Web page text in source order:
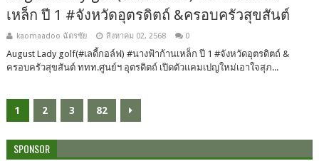
เหล็ก ปี 1 #จังหวัดอุตรดิตถ์ &​ครอบครัว​สุขสันต์
kaomaadoo ฉัตรชัย สิงหาคม 02, 2568 0
August Lady golf(#เลดี้กอล์ฟ) #นางฟ้าก้านเหล็ก ปี 1 #จังหวัดอุตรดิตถ์ &​
ครอบครัว​สุขสันต์ ททท.ศูนย์ฯ อุตรดิตถ์ เปิดตัวแคมเปญใหม่เอาใจสุภ...
1 2 3 82
SPONSOR